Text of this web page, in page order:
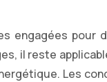
engagées pour
il reste
Les